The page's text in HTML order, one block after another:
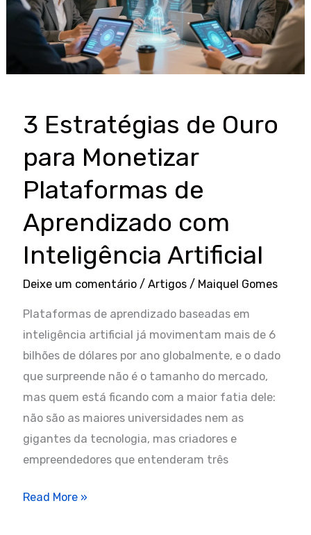
Estudo
com
Assistentes
Virtuais
3 Estratégias de Ouro
para Monetizar
Plataformas de
Aprendizado com
Inteligência Artificial
Deixe um comentário /Artigos / Maiquel Gomes
Plataformas de aprendizado baseadas em
inteligência artificial já movimentam mais de 6
bilhões de dólares por ano globalmente, e o dado
que surpreende não é o tamanho do mercado,
mas quem está ficando com a maior fatia dele:
não são as maiores universidades nem as
gigantes da tecnologia, mas criadores e
empreendedores que entenderam três
3
Read More »